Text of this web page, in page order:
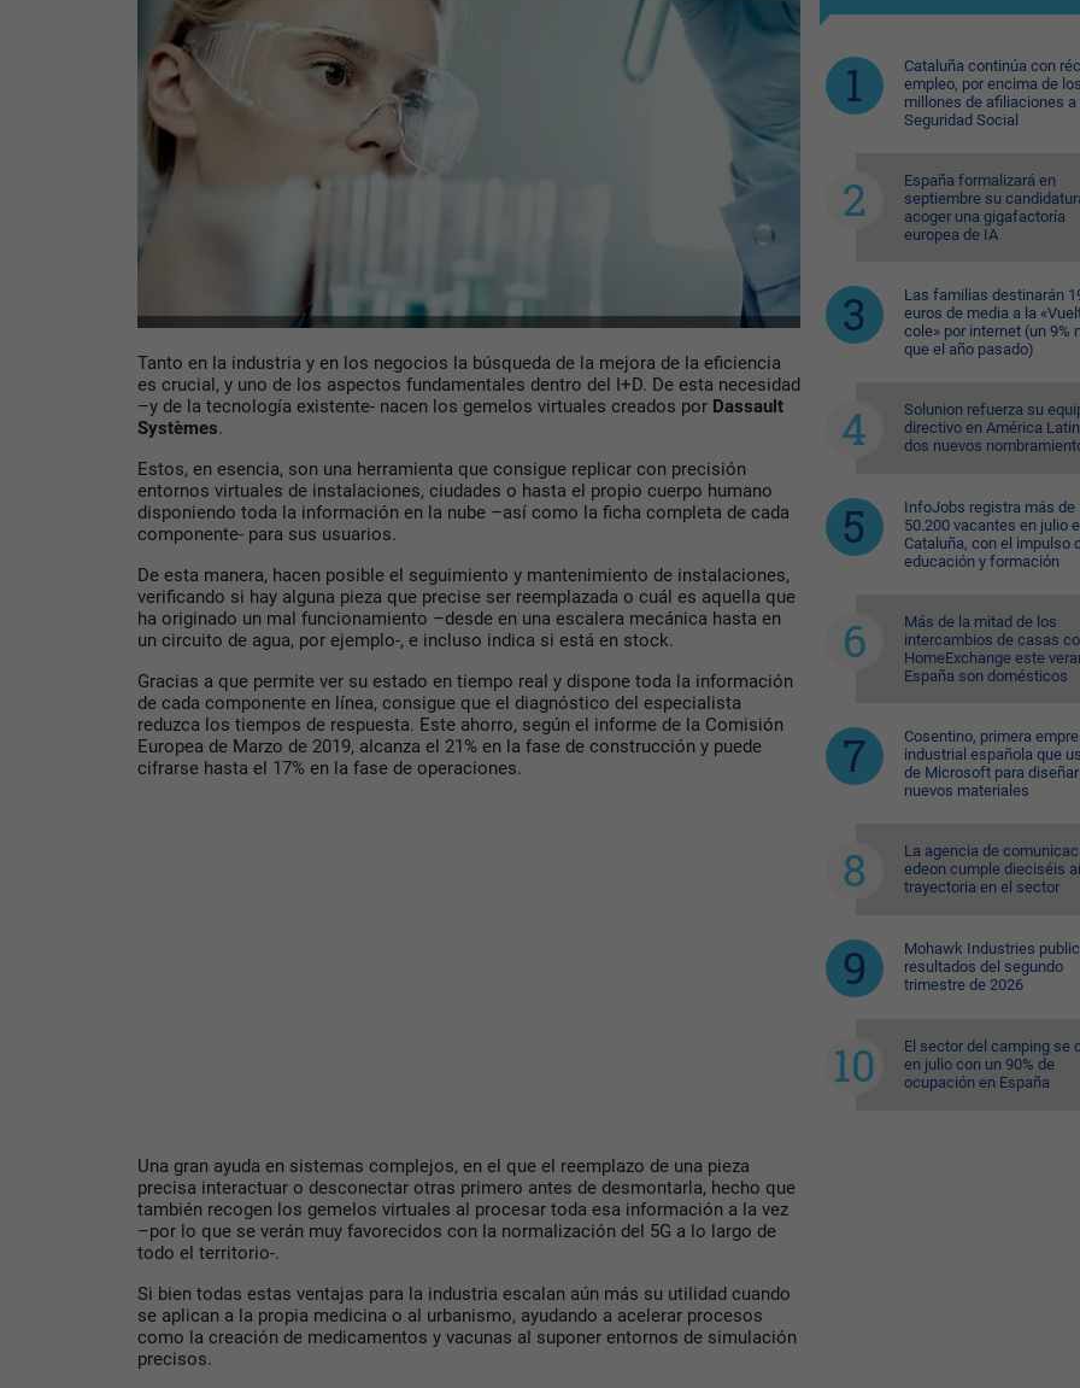
Tanto en la industria y en los negocios la búsqueda de la mejora de la eficiencia
es crucial, y uno de los aspectos fundamentales dentro del I+D. De esta necesidad
–y de la tecnología existente- nacen los gemelos virtuales creados por Dassault
Systèmes.
Estos, en esencia, son una herramienta que consigue replicar con precisión
entornos virtuales de instalaciones, ciudades o hasta el propio cuerpo humano
disponiendo toda la información en la nube –así como la ficha completa de cada
componente- para sus usuarios.
De esta manera, hacen posible el seguimiento y mantenimiento de instalaciones,
verificando si hay alguna pieza que precise ser reemplazada o cuál es aquella que
ha originado un mal funcionamiento –desde en una escalera mecánica hasta en
un circuito de agua, por ejemplo-, e incluso indica si está en stock.
Gracias a que permite ver su estado en tiempo real y dispone toda la información
de cada componente en línea, consigue que el diagnóstico del especialista
reduzca los tiempos de respuesta. Este ahorro, según el informe de la Comisión
Europea de Marzo de 2019, alcanza el 21% en la fase de construcción y puede
cifrarse hasta el 17% en la fase de operaciones.
Una gran ayuda en sistemas complejos, en el que el reemplazo de una pieza
precisa interactuar o desconectar otras primero antes de desmontarla, hecho que
también recogen los gemelos virtuales al procesar toda esa información a la vez
–por lo que se verán muy favorecidos con la normalización del 5G a lo largo de
todo el territorio-.
Si bien todas estas ventajas para la industria escalan aún más su utilidad cuando
se aplican a la propia medicina o al urbanismo, ayudando a acelerar procesos
como la creación de medicamentos y vacunas al suponer entornos de simulación
precisos.
Cataluña continúa con
empleo, por encima de
millones de afiliaciones a
Seguridad Social
España formalizará en
septiembre su
acoger una gigafactoría
europea de IA
Las familias destinarán
euros de media a la
cole» por internet (un 9%
que el año pasado)
Solunion refuerza su
directivo en América
dos nuevos
InfoJobs registra más de
50.200 vacantes en julio
Cataluña, con el impulso
educación y formación
Más de la mitad de los
intercambios de casas
HomeExchange este
España son domésticos
Cosentino, primera
industrial española que
de Microsoft para diseñar
nuevos materiales
La agencia de
edeon cumple dieciséis
trayectoria en el sector
Mohawk Industries
resultados del segundo
trimestre de 2026
El sector del camping se
en julio con un 90% de
ocupación en España